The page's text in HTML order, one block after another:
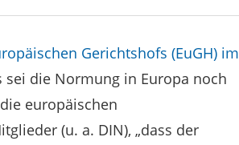
Gerichtshofs (EuGH) im
sei die Normung in Europa noch
europäischen
(u. a. DIN), „dass der